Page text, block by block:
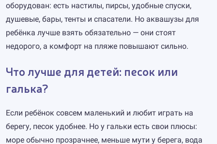
оборудован: есть настилы, пирсы, удобные спуски,
душевые, бары, тенты и спасатели. Но аквашузы для
ребёнка лучше взять обязательно — они стоят
недорого, а комфорт на пляже повышают сильно.
Что лучше для детей: песок или
галька?
Если ребёнок совсем маленький и любит играть на
берегу, песок удобнее. Но у гальки есть свои плюсы:
море обычно прозрачнее, меньше мути у берега, вода